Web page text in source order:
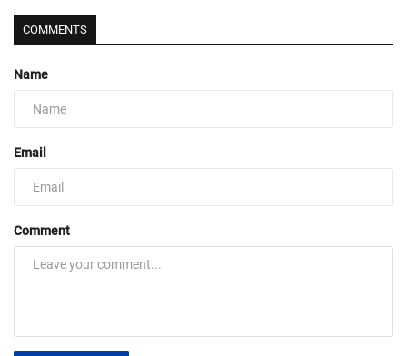
COMMENTS
Name
Email
Comment